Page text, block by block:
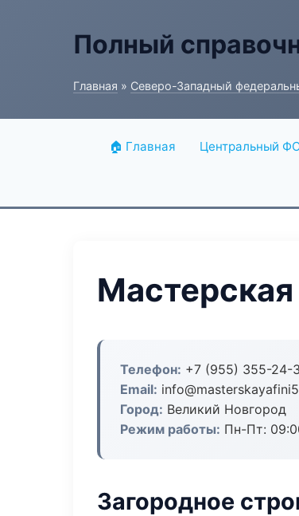
Полный
Главная » Северо-Западный
🏠 Главная Центральный
Телефон: +7 (955) 355-24-
Email:
Город: Великий Новгород
Режим работы: Пн-Пт:
Загородное